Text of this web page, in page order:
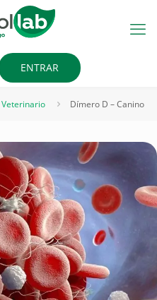
ENTRAR
Veterinario Dímero D – Canino